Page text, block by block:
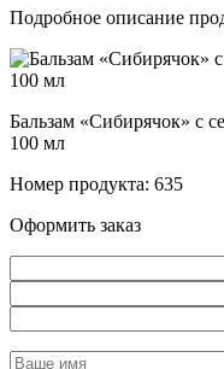
Подробное описание
Бальзам «Сибирячок» с
100 мл
Номер продукта: 635
Оформить заказ